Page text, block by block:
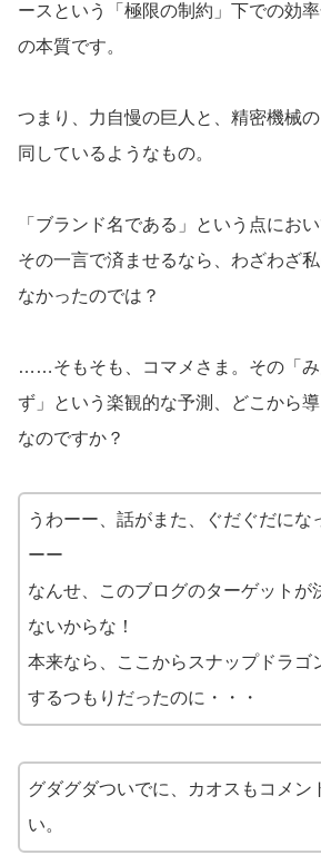
ースという「極限の制約」下での効
の本質です。
つまり、力自慢の巨人と、精密機械
同しているようなもの。
「ブランド名である」という点にお
その一言で済ませるなら、わざわざ
なかったのでは？
……そもそも、コマメさま。その「み
ず」という楽観的な予測、どこから
なのですか？
うわーー、話がまた、ぐだぐだにな
ーー
なんせ、このブログのターゲットが
ないからな！
本来なら、ここからスナップドラゴ
するつもりだったのに・・・
グダグダついでに、カオスもコメン
い。